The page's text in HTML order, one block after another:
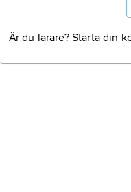
Är du lärare? Starta din